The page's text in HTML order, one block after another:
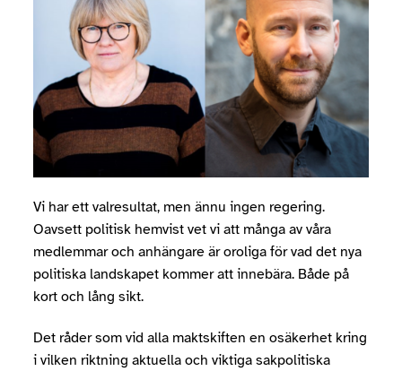
Vi har ett valresultat, men ännu ingen regering.
Oavsett politisk hemvist vet vi att många av våra
medlemmar och anhängare är oroliga för vad det nya
politiska landskapet kommer att innebära. Både på
kort och lång sikt.
Det råder som vid alla maktskiften en osäkerhet kring
i vilken riktning aktuella och viktiga sakpolitiska